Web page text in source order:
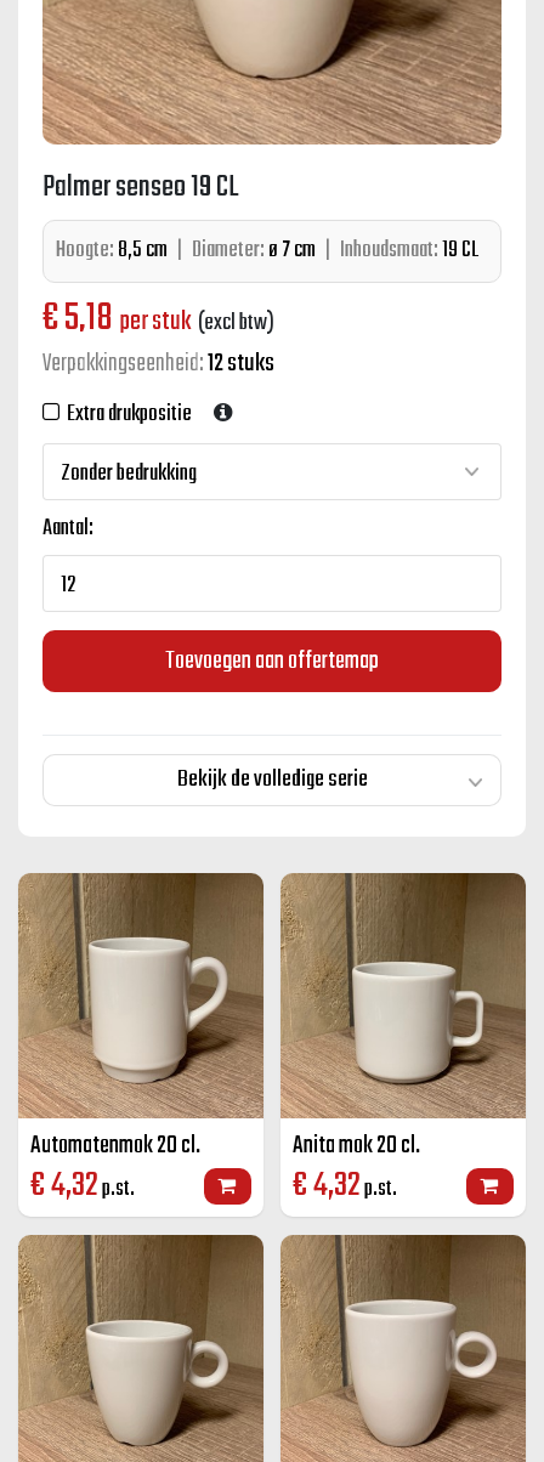
Palmer senseo 19 CL
Hoogte:8,5 cm | Diameter:ø 7 cm | Inhoudsmaat:19 CL
€5,18 per stuk (excl btw)
Verpakkingseenheid:12 stuks
Extra drukpositie
Aantal:
Toevoegen aan offertemap
Bekijk de volledige serie
Automatenmok 20 cl.
€4,32p.st.
Anita mok 20 cl.
€4,32p.st.